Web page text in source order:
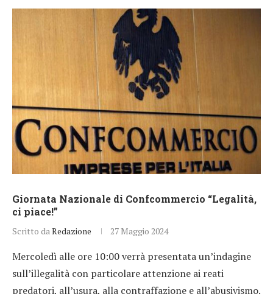
Giornata Nazionale di Confcommercio “Legalità,
ci piace!”
Scritto da Redazione 27 Maggio 2024
Mercoledì alle ore 10:00 verrà presentata un’indagine
sull’illegalità con particolare attenzione ai reati
predatori, all’usura, alla contraffazione e all’abusivismo.